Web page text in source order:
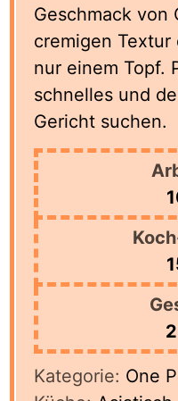
Geschmack von
cremigen Textur
nur einem Topf.
schnelles und
Gericht suchen.
Kategorie: One